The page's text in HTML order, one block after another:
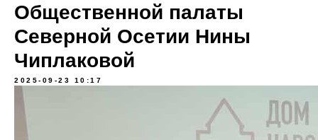
Общественной палаты
Северной Осетии Нины
Чиплаковой
2025-09-23 10:17